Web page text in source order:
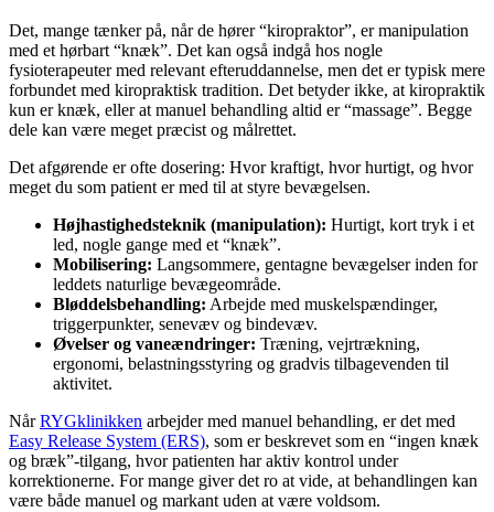
Det, mange tænker på, når de hører “kiropraktor”, er manipulation
med et hørbart “knæk”. Det kan også indgå hos nogle
fysioterapeuter med relevant efteruddannelse, men det er typisk mere
forbundet med kiropraktisk tradition. Det betyder ikke, at kiropraktik
kun er knæk, eller at manuel behandling altid er “massage”. Begge
dele kan være meget præcist og målrettet.
Det afgørende er ofte dosering: Hvor kraftigt, hvor hurtigt, og hvor
meget du som patient er med til at styre bevægelsen.
Højhastighedsteknik (manipulation): Hurtigt, kort tryk i et
led, nogle gange med et “knæk”.
Mobilisering: Langsommere, gentagne bevægelser inden for
leddets naturlige bevægeområde.
Bløddelsbehandling: Arbejde med muskelspændinger,
triggerpunkter, senevæv og bindevæv.
Øvelser og vaneændringer: Træning, vejrtrækning,
ergonomi, belastningsstyring og gradvis tilbagevenden til
aktivitet.
NårRYGklinikken arbejder med manuel behandling, er det med
Easy Release System (ERS), som er beskrevet som en “ingen knæk
og bræk”-tilgang, hvor patienten har aktiv kontrol under
korrektionerne. For mange giver det ro at vide, at behandlingen kan
være både manuel og markant uden at være voldsom.